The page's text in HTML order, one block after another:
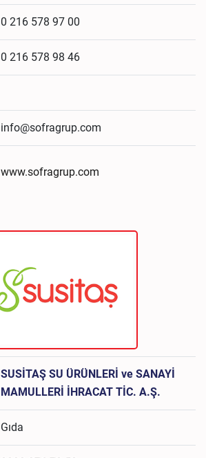
0 216 578 97 00
0 216 578 98 46
info@sofragrup.com
www.sofragrup.com
SUSİTAŞ SU ÜRÜNLERİ ve SANAYİ
MAMULLERİ İHRACAT TİC. A.Ş.
Gıda